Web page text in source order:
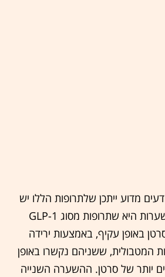
מדוע ייתכן שלתרופות הללו יש
השפעה כזו. אחת ההשערות היא שתרופות מסוג GLP-1
באופן עקיף, באמצעות ירידה
המטבולית, ששניהם נקשרו באופן
יותר של סרטן. ההשערה השנייה